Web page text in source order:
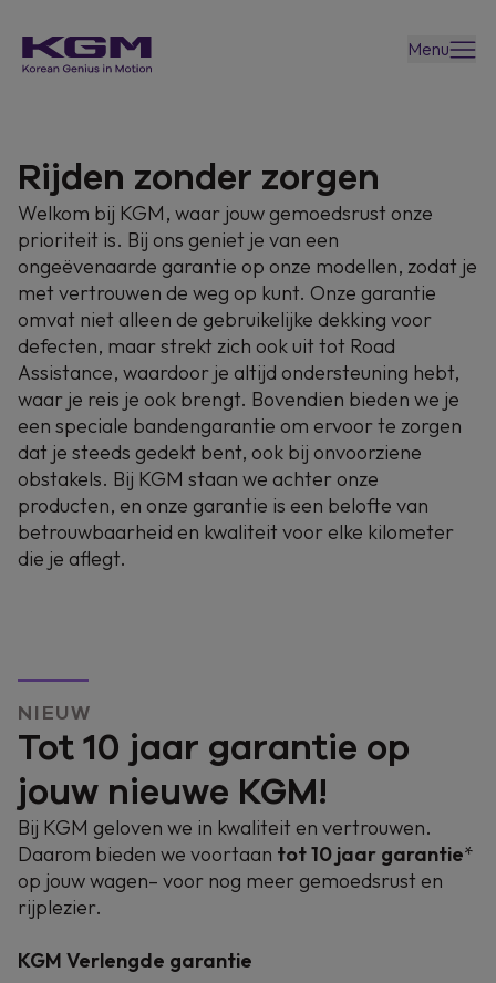
Menu
Garantie en
assistance
Rijden zonder zorgen bij KGM. Wij geven tot 10
jaar* garantie op onze modellen (en 10 jaar
batterijgarantie op onze EV's) en bovenop
geniet je van KGM Road Assistance.
Rijden zonder zorgen
Welkom bij KGM, waar jouw gemoedsrust onze
prioriteit is. Bij ons geniet je van een
ongeëvenaarde garantie op onze modellen, zodat je
met vertrouwen de weg op kunt. Onze garantie
omvat niet alleen de gebruikelijke dekking voor
defecten, maar strekt zich ook uit tot Road
Assistance, waardoor je altijd ondersteuning hebt,
waar je reis je ook brengt. Bovendien bieden we je
een speciale bandengarantie om ervoor te zorgen
dat je steeds gedekt bent, ook bij onvoorziene
obstakels. Bij KGM staan we achter onze
producten, en onze garantie is een belofte van
betrouwbaarheid en kwaliteit voor elke kilometer
die je aflegt.
NIEUW
Tot 10 jaar garantie op
jouw nieuwe KGM!
Bij KGM geloven we in kwaliteit en vertrouwen.
Daarom bieden we voortaan tot 10 jaar garantie*
op jouw wagen– voor nog meer gemoedsrust en
rijplezier.
KGM Verlengde garantie